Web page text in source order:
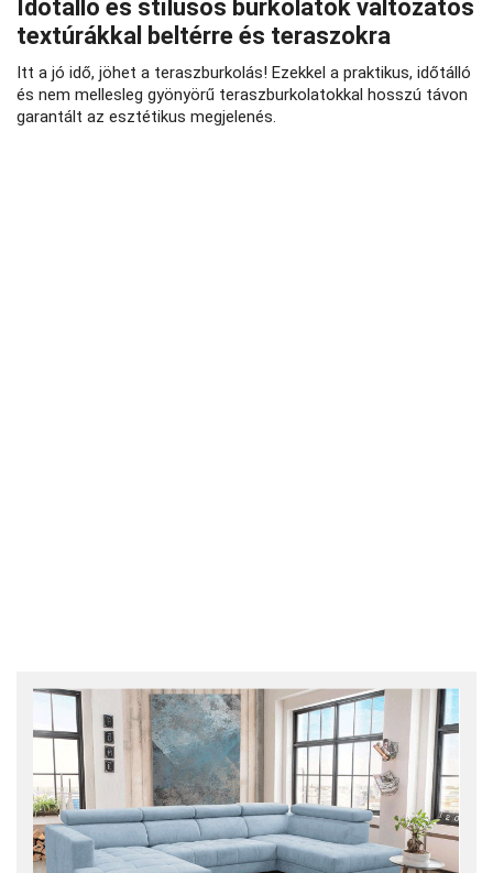
Időtálló és stílusos burkolatok változatos
textúrákkal beltérre és teraszokra
Itt a jó idő, jöhet a teraszburkolás! Ezekkel a praktikus, időtálló
és nem mellesleg gyönyörű teraszburkolatokkal hosszú távon
garantált az esztétikus megjelenés.